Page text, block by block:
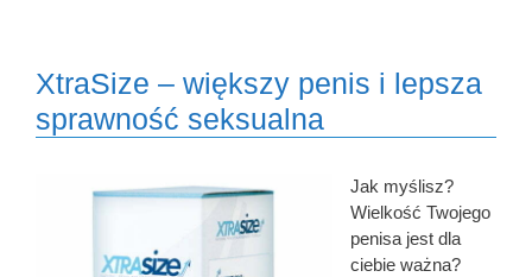
XtraSize – większy penis i lepsza
sprawność seksualna
Jak myślisz?
Wielkość Twojego
penisa jest dla
ciebie ważna?